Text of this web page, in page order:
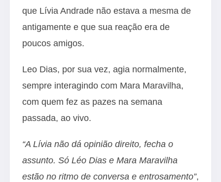
que Lívia Andrade não estava a mesma de
antigamente e que sua reação era de
poucos amigos.
Leo Dias, por sua vez, agia normalmente,
sempre interagindo com Mara Maravilha,
com quem fez as pazes na semana
passada, ao vivo.
“A Lívia não dá opinião direito, fecha o
assunto. Só Léo Dias e Mara Maravilha
estão no ritmo de conversa e entrosamento”,